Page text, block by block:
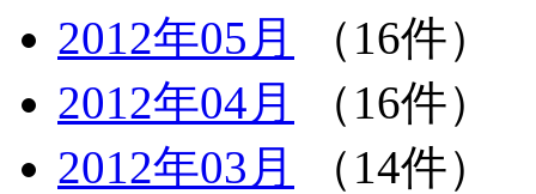
2012年05月
（16件）
2012年04月
（16件）
2012年03月
（14件）